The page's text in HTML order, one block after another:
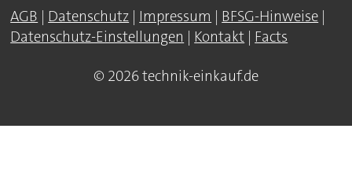
AGB | Datenschutz | Impressum | BFSG-Hinweise |
Datenschutz-Einstellungen | Kontakt | Facts
© 2026 technik-einkauf.de